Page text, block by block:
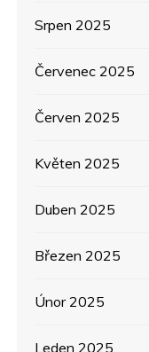
Srpen 2025
Červenec 2025
Červen 2025
Květen 2025
Duben 2025
Březen 2025
Únor 2025
Leden 2025